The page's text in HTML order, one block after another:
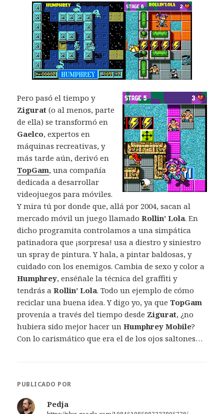
Pero pasó el tiempo y
Zigurat (o al menos, parte
de ella) se transformó en
Gaelco, expertos en
máquinas recreativas, y
más tarde aún, derivó en
TopGam, una compañía
dedicada a desarrollar
videojuegos para móviles.
Y mira tú por donde que, allá por 2004, sacan al
mercado móvil un juego llamadoRollin’ Lola. En
dicho programita controlamos a una simpática
patinadora que ¡sorpresa! usa a diestro y siniestro
un spray de pintura. Y hala, a pintar baldosas, y
cuidado con los enemigos. Cambia de sexo y color a
Humphrey, enséñale la técnica del graffiti y
tendrás aRollin’ Lola. Todo un ejemplo de cómo
reciclar una buena idea. Y digo yo, ya queTopGam
provenía a través del tiempo desde Zigurat, ¿no
hubiera sido mejor hacer unHumphrey Mobile?
Con lo carismático que era el de los ojos saltones…
PUBLICADO POR
Pedja